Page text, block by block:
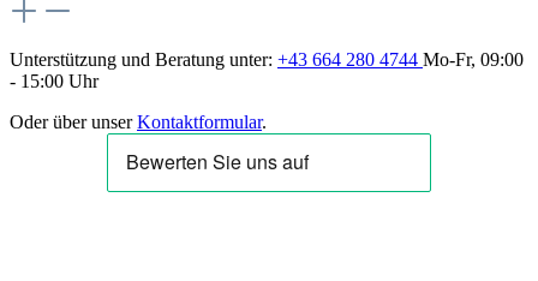
Unterstützung und Beratung unter: +43 664 280 4744 Mo-Fr, 09:00
- 15:00 Uhr
Oder über unserKontaktformular.